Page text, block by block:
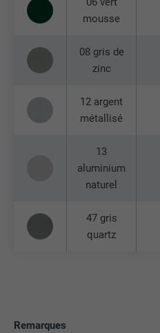
mousse
08 gris de
zinc
12 argent
métallisé
13
aluminium
naturel
47 gris
quartz
Remarques